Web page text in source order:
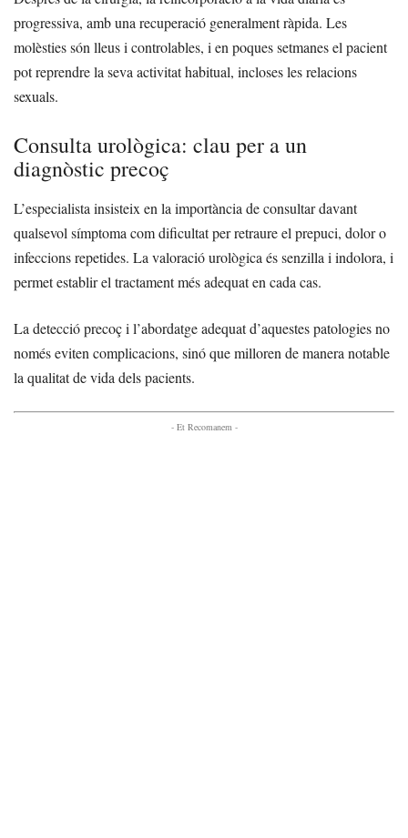
progressiva, amb una recuperació generalment ràpida. Les
molèsties són lleus i controlables, i en poques setmanes el pacient
pot reprendre la seva activitat habitual, incloses les relacions
sexuals.
Consulta urològica: clau per a un
diagnòstic precoç
L’especialista insisteix en la importància de consultar davant
qualsevol símptoma com dificultat per retraure el prepuci, dolor o
infeccions repetides. La valoració urològica és senzilla i indolora, i
permet establir el tractament més adequat en cada cas.
La detecció precoç i l’abordatge adequat d’aquestes patologies no
només eviten complicacions, sinó que milloren de manera notable
la qualitat de vida dels pacients.
- Et Recomanem -